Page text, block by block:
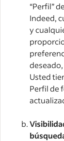
“Perfil”
Indeed,
y
Usted
Perfil de